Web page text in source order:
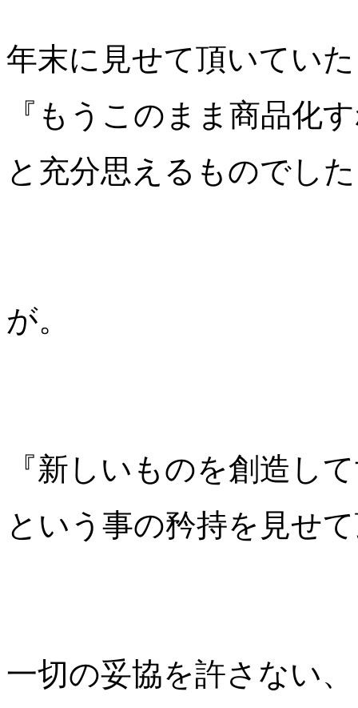
年末に見せて頂いてい
『もうこのまま商品化
と充分思えるものでし
が。
『新しいものを創造し
という事の矜持を見せ
一切の妥協を許さない